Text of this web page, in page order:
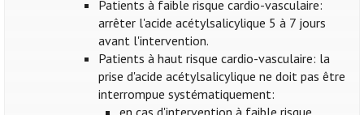
Patients à faible risque cardio-vasculaire:
arrêter l'acide acétylsalicylique 5 à 7 jours
avant l'intervention.
Patients à haut risque cardio-vasculaire: la
prise d'acide acétylsalicylique ne doit pas être
interrompue systématiquement: